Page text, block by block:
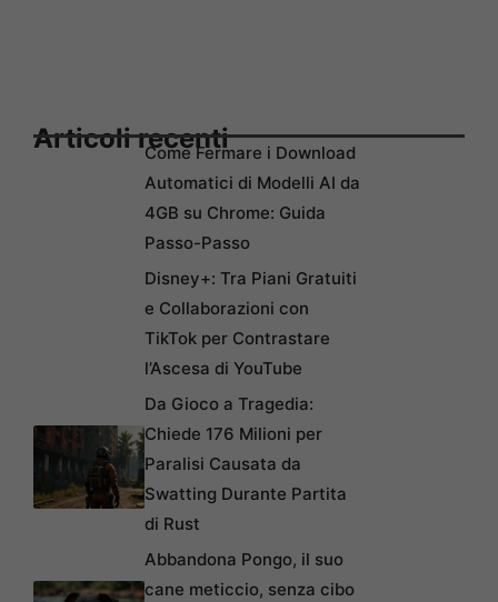
Articoli recentiCome Fermare i Download
Automatici di Modelli AI da
4GB su Chrome: Guida
Passo-Passo
Disney+: Tra Piani Gratuiti
e Collaborazioni con
TikTok per Contrastare
l’Ascesa di YouTube
Da Gioco a Tragedia:
Chiede 176 Milioni per
Paralisi Causata da
Swatting Durante Partita
di Rust
Abbandona Pongo, il suo
cane meticcio, senza cibo